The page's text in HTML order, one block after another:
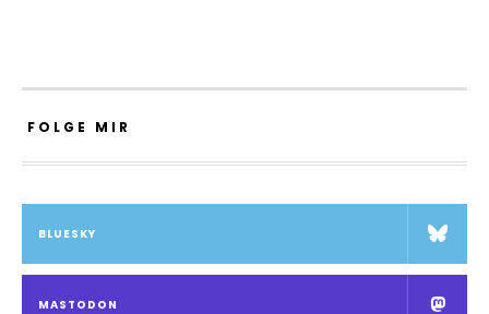
FOLGE MIR
BLUESKY
MASTODON